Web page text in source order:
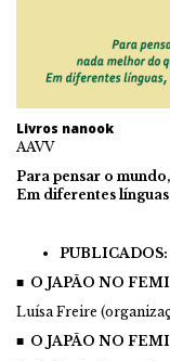
Livros nanook
AAVV
Para pensar o
Em diferentes
PUBLICADOS:
■ O JAPÃO NO
Luísa Freire
■ O JAPÃO NO